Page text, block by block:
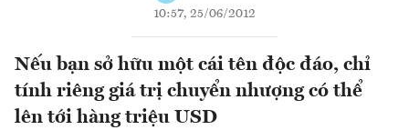
10:57, 25/06/2012
Nếu bạn sở hữu một cái tên độc đáo, chỉ
tính riêng giá trị chuyển nhượng có thể
lên tới hàng triệu USD